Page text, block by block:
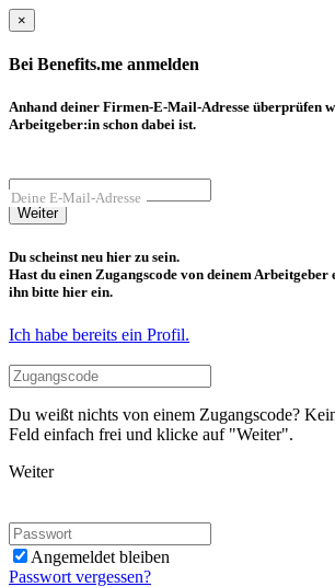
×
Bei Benefits.me anmelden
Anhand deiner Firmen-E-Mail-Adresse überprüfen
Arbeitgeber:in schon dabei ist.
Deine E-Mail-Adresse
Weiter
Du scheinst neu hier zu sein.
Hast du einen Zugangscode von deinem
ihn bitte hier ein.
Ich habe bereits ein Profil.
Du weißt nichts von einem Zugangscode?
Feld einfach frei und klicke auf "Weiter".
Weiter
Angemeldet bleiben
Passwort vergessen?